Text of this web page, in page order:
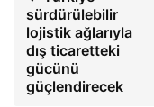
sürdürülebilir
lojistik ağlarıyla
dış ticaretteki
gücünü
güçlendirecek